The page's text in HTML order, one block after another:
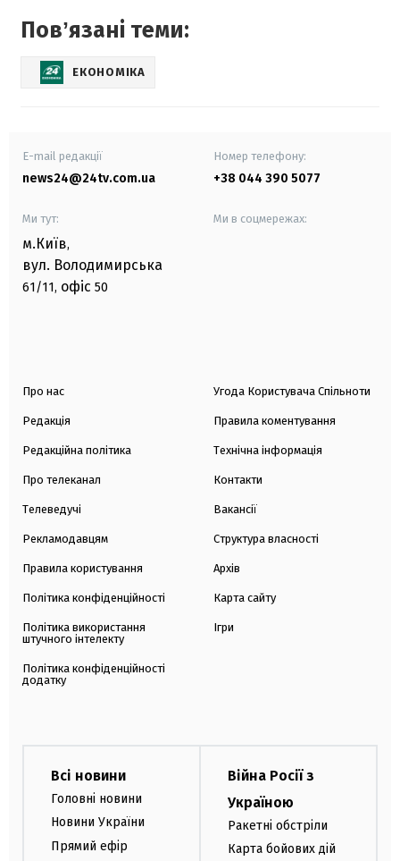
Повʼязані теми:
ЕКОНОМІКА
E-mail редакції
news24@24tv.com.ua
Номер телефону:
+38 044 390 5077
Ми тут:
м.Київ,
вул. Володимирська
61/11, офіс 50
Ми в соцмережах:
Про нас
Редакція
Редакційна політика
Про телеканал
Телеведучі
Рекламодавцям
Правила користування
Політика конфіденційності
Політика використання
штучного інтелекту
Політика конфіденційності
додатку
Угода Користувача Спільноти
Правила коментування
Технічна інформація
Контакти
Вакансії
Структура власності
Архів
Карта сайту
Ігри
Всі новини
Головні новини
Новини України
Прямий ефір
Війна Росії з
Україною
Ракетні обстріли
Карта бойових дій